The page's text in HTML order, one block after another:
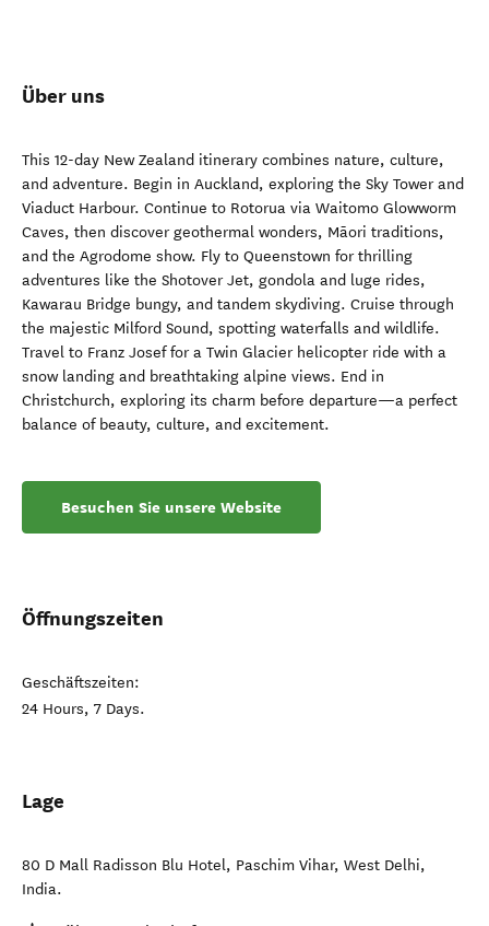
Über uns
This 12-day New Zealand itinerary combines nature, culture,
and adventure. Begin in Auckland, exploring the Sky Tower and
Viaduct Harbour. Continue to Rotorua via Waitomo Glowworm
Caves, then discover geothermal wonders, Māori traditions,
and the Agrodome show. Fly to Queenstown for thrilling
adventures like the Shotover Jet, gondola and luge rides,
Kawarau Bridge bungy, and tandem skydiving. Cruise through
the majestic Milford Sound, spotting waterfalls and wildlife.
Travel to Franz Josef for a Twin Glacier helicopter ride with a
snow landing and breathtaking alpine views. End in
Christchurch, exploring its charm before departure—a perfect
balance of beauty, culture, and excitement.
Besuchen Sie unsere Website
Öffnungszeiten
Geschäftszeiten:
24 Hours, 7 Days.
Lage
80 D Mall Radisson Blu Hotel, Paschim Vihar, West Delhi,
India.